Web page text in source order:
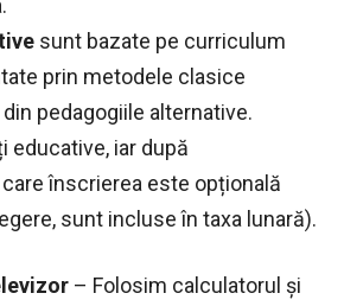
sunt bazate pe curriculum
prin metodele clasice
pedagogiile alternative.
educative, iar după
care înscrierea este opțională
sunt incluse în taxa lunară).
– Folosim calculatorul și